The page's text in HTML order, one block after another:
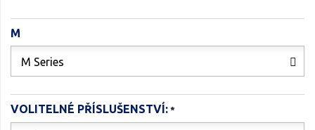
M
M Series
VOLITELNÉ PŘÍSLUŠENSTVÍ: